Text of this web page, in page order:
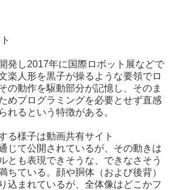
発し2017年に国際ロボット展などで
楽人形を黒子が操るような要領でロ
の動作を駆動部分が記憶し、そのま
めプログラミングを必要とせず直感
れるという特徴がある。
る様子は動画共有サイト
じて公開されているが、その動きは
とも表現できそうな、できなさそう
ちている。顔や胴体（および後背）
込まれているが、全体像はどこかフ